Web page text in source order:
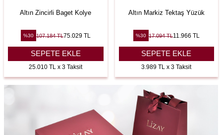
Altın Zincirli Baget Kolye
%30 107.184TL75.029TL
SEPETE EKLE
25.010 TL x 3 Taksit
Altın Markiz Tektaş Yüzük
%30 17.094TL11.966 TL
SEPETE EKLE
3.989 TL x 3 Taksit